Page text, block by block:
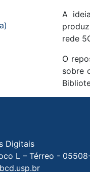
A
rede
O
sobre
Digitais
L – Térreo -